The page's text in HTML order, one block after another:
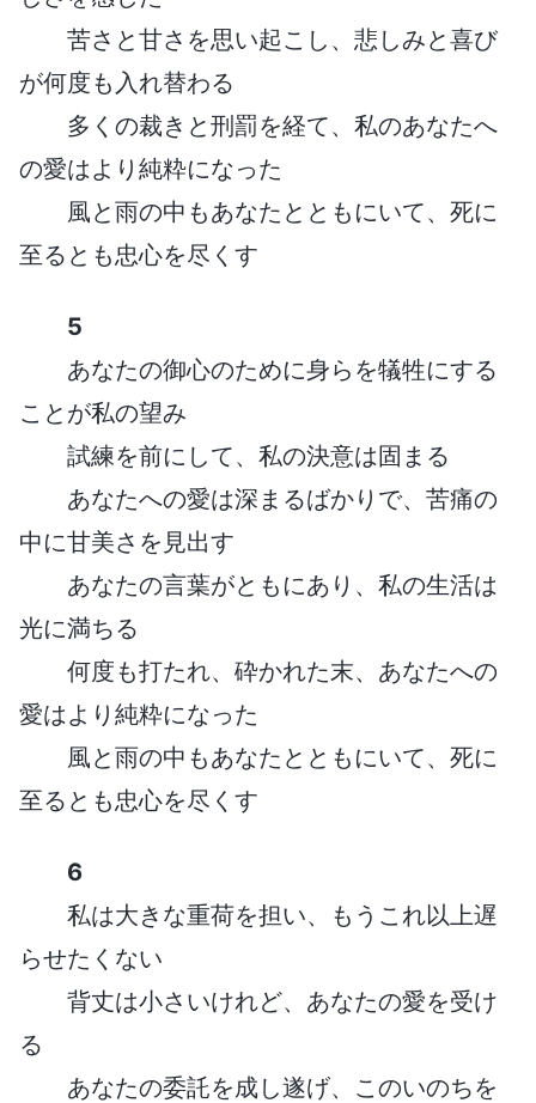
苦さと甘さを思い起こし、悲しみと喜び
が何度も入れ替わる
多くの裁きと刑罰を経て、私のあなたへ
の愛はより純粋になった
風と雨の中もあなたとともにいて、死に
至るとも忠心を尽くす
5
あなたの御心のために身らを犠牲にする
ことが私の望み
試練を前にして、私の決意は固まる
あなたへの愛は深まるばかりで、苦痛の
中に甘美さを見出す
あなたの言葉がともにあり、私の生活は
光に満ちる
何度も打たれ、砕かれた末、あなたへの
愛はより純粋になった
風と雨の中もあなたとともにいて、死に
至るとも忠心を尽くす
6
私は大きな重荷を担い、もうこれ以上遅
らせたくない
背丈は小さいけれど、あなたの愛を受け
る
あなたの委託を成し遂げ、このいのちを